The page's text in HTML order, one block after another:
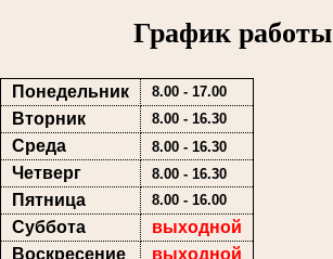
График работы
Понедельник 8.00 - 17.00
Вторник 8.00 - 16.30
Среда 8.00 - 16.30
Четверг 8.00 - 16.30
Пятница 8.00 - 16.00
Суббота
выходной
Воскресение
выходной